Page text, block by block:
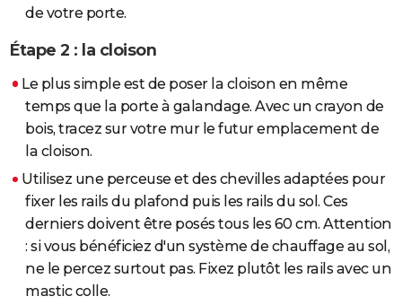
de votre porte.
Étape 2 : la cloison
Le plus simple est de poser la cloison en même
temps que la porte à galandage. Avec un crayon de
bois, tracez sur votre mur le futur emplacement de
la cloison.
Utilisez une perceuse et des chevilles adaptées pour
fixer les rails du plafond puis les rails du sol. Ces
derniers doivent être posés tous les 60 cm. Attention
: si vous bénéficiez d'un système de chauffage au sol,
ne le percez surtout pas. Fixez plutôt les rails avec un
mastic colle.